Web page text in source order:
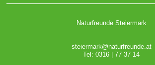
Naturfreunde Steiermark
steiermark@naturfreunde.at
Tel: 0316 | 77 37 14